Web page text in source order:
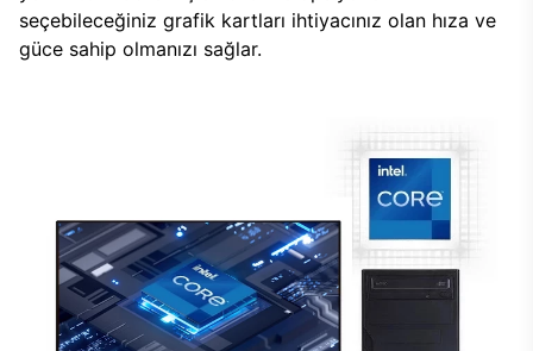
seçebileceğiniz grafik kartları ihtiyacınız olan hıza ve
güce sahip olmanızı sağlar.